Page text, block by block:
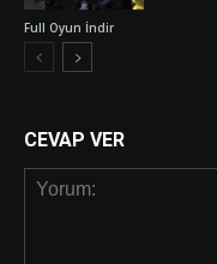
Full Oyun İndir
CEVAP VER